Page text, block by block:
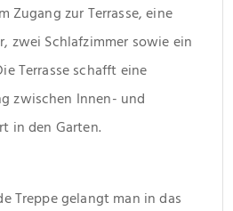
Zugang zur Terrasse, eine
zwei Schlafzimmer sowie ein
Terrasse schafft eine
zwischen Innen- und
in den Garten.
Treppe gelangt man in das